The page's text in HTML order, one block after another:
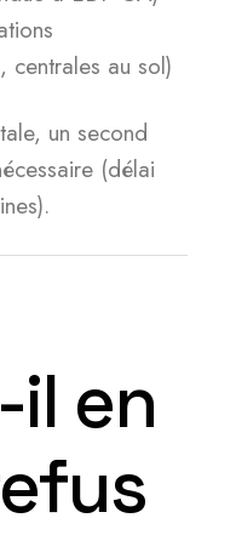
centrales au sol)
un second
(délai
en